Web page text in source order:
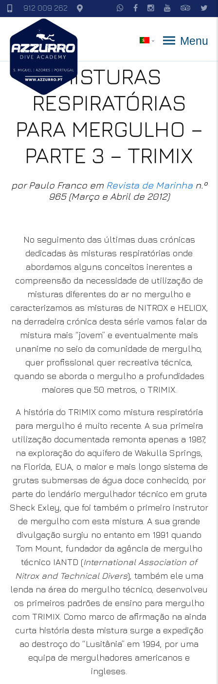
912 009 262
Menu
MISTURAS
RESPIRATÓRIAS
PARA MERGULHO –
PARTE 3 – TRIMIX
por Paulo Franco em Revista de Marinha n.º
965 (Março e Abril de 2012)
No seguimento das últimas duas crónicas
dedicadas às misturas respiratórias onde
abordamos alguns conceitos inerentes a
compreensão da necessidade de utilização de
misturas diferentes do ar no mergulho e
caracterizamos as misturas de NITROX e HELIOX,
na derradeira crónica desta série vamos falar da
mistura mais “jovem” e eventualmente mais
unanime no seio da comunidade de mergulho,
quer profissional quer recreativa técnica,
quando se aborda o mergulho a profundidades
maiores que 50 metros, o TRIMIX.
A história do TRIMIX como mistura respiratória
para mergulho é muito recente. A sua primeira
utilização documentada remonta apenas a 1987,
na exploração do aquífero de Wakulla Springs,
na Florida, EUA, o maior e mais longo sistema de
grutas submersas de água doce conhecido, por
parte do lendário mergulhador técnico em gruta
Sheck Exley, que foi também o primeiro instrutor
de mergulho com esta mistura. A sua grande
divulgação surgiu no entanto em 1991 quando
Tom Mount, fundador da agência de mergulho
técnico IANTD (International Association of
Nitrox and Technical Divers), também ele uma
lenda na área do mergulho técnico, desenvolveu
os primeiros padrões de ensino para mergulho
com TRIMIX. Como marco de afirmação na ainda
curta história desta mistura surge a expedição
ao destroço do “Lusitânia” em 1994, por uma
equipa de mergulhadores americanos e
ingleses.